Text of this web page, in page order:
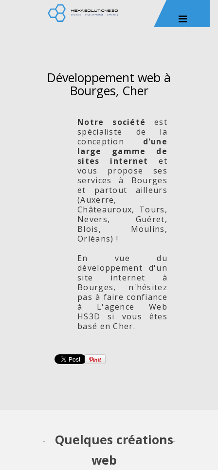
Développement web à
Bourges, Cher
Notre société
est
spécialiste de la
conception d'une
large gamme de
sites internet
et
vous propose ses
services à Bourges
et partout ailleurs
(Auxerre,
Châteauroux, Tours,
Nevers, Guéret,
Blois, Moulins,
Orléans) !
En vue du
développement d'un
site internet à
Bourges, n'hésitez
pas à faire confiance
à L'agence Web
HS3D si vous êtes
basé en Cher.
Quelques créations
web